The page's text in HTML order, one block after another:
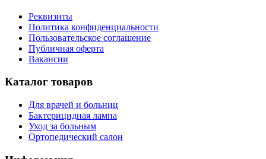
Реквизиты
Политика конфиденциальности
Пользовательское соглашение
Публичная оферта
Вакансии
Каталог товаров
Для врачей и больниц
Бактерицидная лампа
Уход за больным
Ортопедический салон